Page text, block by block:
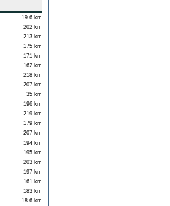
19.6 km
202 km
213 km
175 km
171 km
162 km
218 km
207 km
35 km
196 km
219 km
179 km
207 km
194 km
195 km
203 km
197 km
161 km
183 km
18.6 km